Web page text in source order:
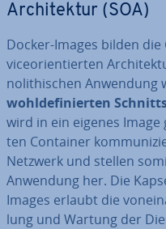
Ar­chi­tek­tur (SOA)
Docker-Images bilden
vice­ori­en­tier­ten
no­li­thi­schen Anwendung
wohl­de­fi­nier­ten
wird in ein eigenes
ten Container
Netzwerk und stellen
Anwendung her. Die
Images erlaubt die
lung und Wartung der